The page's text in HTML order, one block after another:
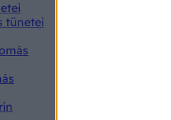
tünetei